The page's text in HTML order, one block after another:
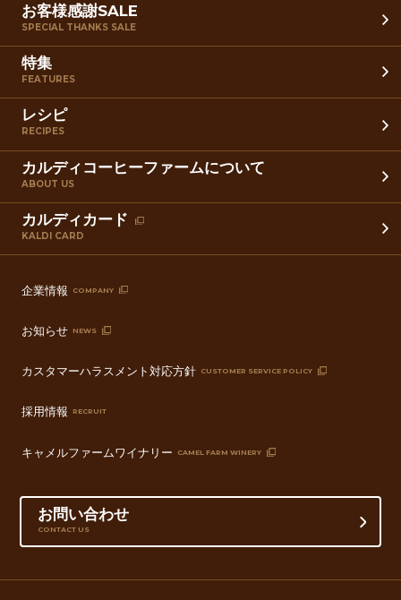
お客様感謝SALE
SPECIAL THANKS SALE
特集
FEATURES
レシピ
RECIPES
カルディコーヒーファームについて
ABOUT US
カルディカード
KALDI CARD
企業情報 COMPANY
お知らせ NEWS
カスタマーハラスメント対応方針 CUSTOMER SERVICE POLICY
採用情報 RECRUIT
キャメルファームワイナリー CAMEL FARM WINERY
お問い合わせ
CONTACT US